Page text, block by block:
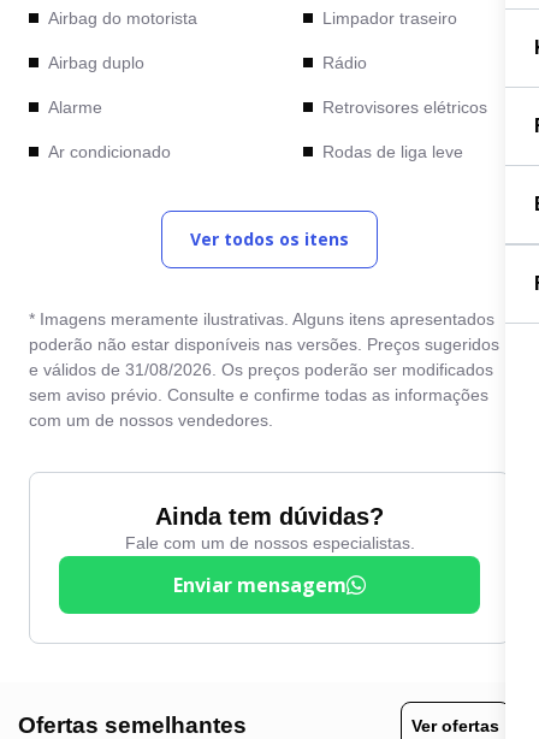
Airbag do motorista
Airbag duplo
Alarme
Ar condicionado
Desembaçador traseiro
Direção hidráulica
Entrada USB
Farol de neblina
Limpador traseiro
Rádio
Retrovisores elétricos
Rodas de liga leve
Sensor de
estacionamento
Travas elétricas
Vidros elétricos
Volante com Regulagem
Ver todos os itens
* Imagens meramente ilustrativas. Alguns itens apresentados
poderão não estar disponíveis nas versões. Preços sugeridos
e válidos de 31/08/2026. Os preços poderão ser modificados
sem aviso prévio. Consulte e confirme todas as informações
com um de nossos vendedores.
Ainda tem dúvidas?
Fale com um de nossos especialistas.
Enviar mensagem
Ofertas semelhantes Ver ofertas